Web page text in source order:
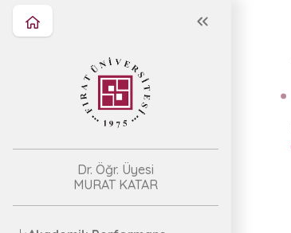
Dr. Öğr. Üyesi
MURAT KATAR